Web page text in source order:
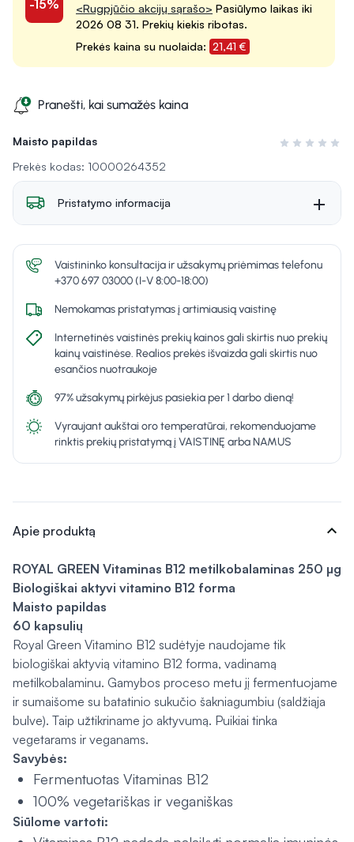
Maisto papildas
Įvertinimas 0
Prekės kodas: 10000264352
-15%
<Rugpjūčio akcijų sąrašo> Pasiūlymo laikas iki
2026 08 31. Prekių kiekis ribotas.
Prekės kaina su nuolaida: 21,41 €
Pranešti, kai sumažės kaina
Pristatymo informacija
Vaistininko konsultacija ir užsakymų priėmimas telefonu
+370 697 03000 (I-V 8:00-18:00)
Nemokamas pristatymas į artimiausią vaistinę
Internetinės vaistinės prekių kainos gali skirtis nuo prekių
kainų vaistinėse. Realios prekės išvaizda gali skirtis nuo
esančios nuotraukoje
97% užsakymų pirkėjus pasiekia per 1 darbo dieną!
Vyraujant aukštai oro temperatūrai, rekomenduojame
rinktis prekių pristatymą į VAISTINĘ arba NAMUS
Apie produktą expand_more
ROYAL GREEN Vitaminas B12 metilkobalaminas 250 µg
Biologiškai aktyvi vitamino B12 forma
Maisto papildas
60 kapsulių
Royal Green Vitamino B12 sudėtyje naudojame tik
biologiškai aktyvią vitamino B12 forma, vadinamą
metilkobalaminu. Gamybos proceso metu jį fermentuojame
ir sumaišome su batatinio sukučio šakniagumbiu (saldžiąja
bulve). Taip užtikriname jo aktyvumą. Puikiai tinka
vegetarams ir veganams.
Savybės:
Fermentuotas Vitaminas B12
100% vegetariškas ir veganiškas
Siūlome vartoti: